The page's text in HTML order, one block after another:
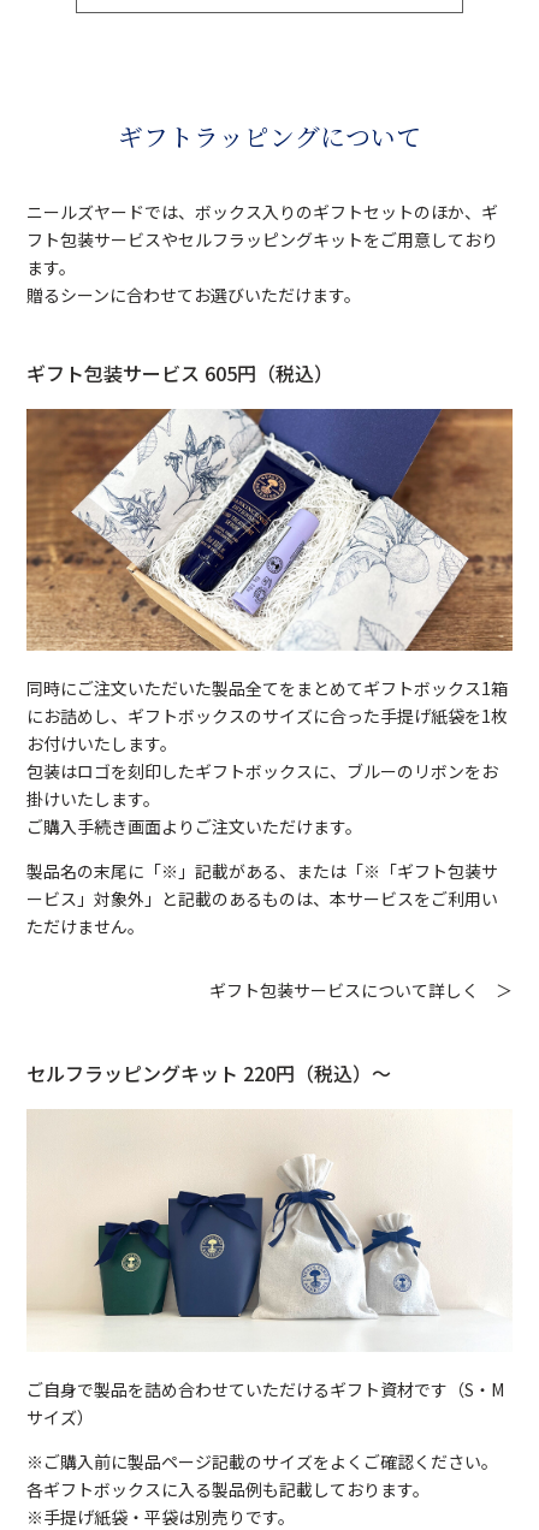
ギフトラッピングについて
ニールズヤードでは、ボックス入りのギフトセットのほか、ギ
フト包装サービスやセルフラッピングキットをご用意しており
ます。
贈るシーンに合わせてお選びいただけます。
ギフト包装サービス 605円（税込）
同時にご注文いただいた製品全てをまとめてギフトボックス1箱
にお詰めし、ギフトボックスのサイズに合った手提げ紙袋を1枚
お付けいたします。
包装はロゴを刻印したギフトボックスに、ブルーのリボンをお
掛けいたします。
ご購入手続き画面よりご注文いただけます。
製品名の末尾に「※」記載がある、または「※「ギフト包装サ
ービス」対象外」と記載のあるものは、本サービスをご利用い
ただけません。
ギフト包装サービスについて詳しく ＞
セルフラッピングキット 220円（税込）〜
ご自身で製品を詰め合わせていただけるギフト資材です（S・M
サイズ）
※ご購入前に製品ページ記載のサイズをよくご確認ください。
各ギフトボックスに入る製品例も記載しております。
※手提げ紙袋・平袋は別売りです。